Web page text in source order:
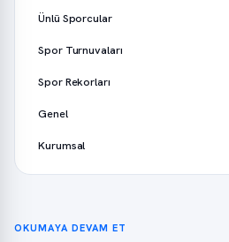
Ünlü Sporcular
Spor Turnuvaları
Spor Rekorları
Genel
Kurumsal
OKUMAYA DEVAM ET